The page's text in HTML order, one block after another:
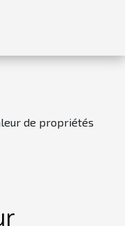
de propriétés